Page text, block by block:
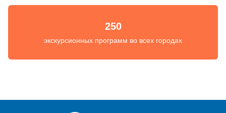
250
экскурсионных программ во всех городах